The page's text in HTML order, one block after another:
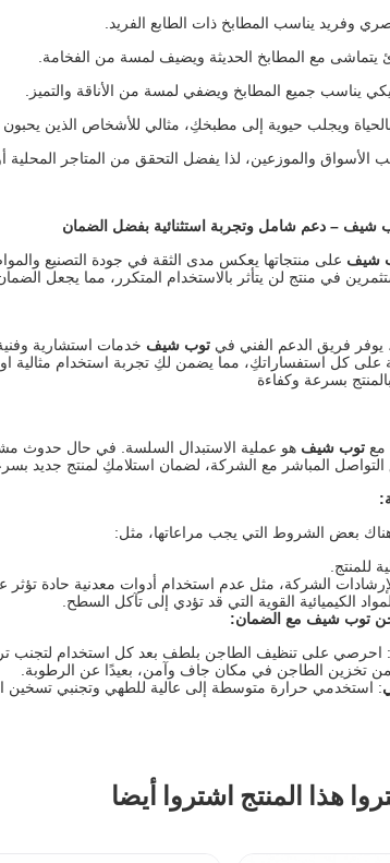
وفريد يناسب المطابخ ذات الطابع الفريد.
يتماشى مع المطابخ الحديثة ويضيف لمسة من الفخامة.
يناسب جميع المطابخ ويضفي لمسة من الأناقة والتميز.
ويجلب حيوية إلى مطبخكِ، مثالي للأشخاص الذين يحبون
والموزعين، لذا يفضل التحقق من المتاجر المحلية أو
شيف – دعم شامل وتجربة استثنائية بفضل الضمان
شيف على منتجاتها يعكس مدى الثقة في جودة التصنيع
في منتج لن يتأثر بالاستخدام المتكرر، مما يجعل الضمان
يوفر فريق الدعم الفني في توب شيف خدمات استشارية
على كل استفساراتكِ، مما يضمن لكِ تجربة استخدام
بسرعة وكفاءة
مع توب شيف هو عملية الاستبدال السلسة. في حال حدوث
المباشر مع الشركة، لضمان استلامكِ لمنتج جديد
:
بعض الشروط التي يجب مراعاتها، مثل:
للمنتج.
الشركة، مثل عدم استخدام أدوات معدنية حادة تؤثر
الكيميائية القوية التي قد تؤدي إلى تآكل السطح.
توب شيف مع الضمان:
: احرصي على تنظيف الطاجن بلطف بعد كل استخدام لتجنب
تخزين الطاجن في مكان جاف وآمن، بعيدًا عن الرطوبة.
: استخدمي حرارة متوسطة إلى عالية للطهي وتجنبي تسخين
هذا المنتج اشتروا أيضا